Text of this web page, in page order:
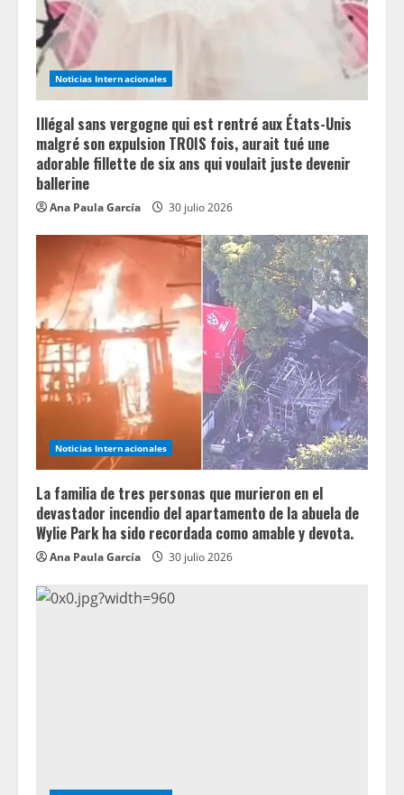
d
i
n
g
Noticias Internacionales
Illégal sans vergogne qui est rentré aux États-Unis
malgré son expulsion TROIS fois, aurait tué une
adorable fillette de six ans qui voulait juste devenir
ballerine
Ana Paula García 30 julio 2026
Noticias Internacionales
La familia de tres personas que murieron en el
devastador incendio del apartamento de la abuela de
Wylie Park ha sido recordada como amable y devota.
Ana Paula García 30 julio 2026